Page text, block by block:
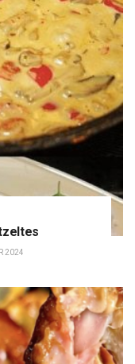
2024